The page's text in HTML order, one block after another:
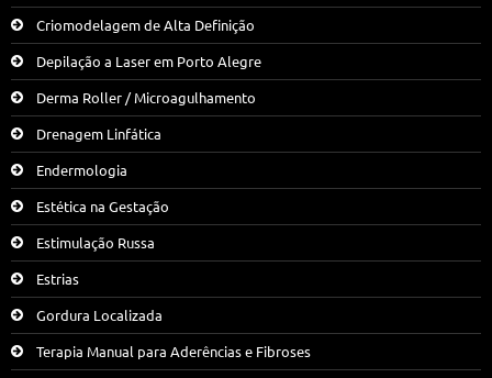
Criomodelagem de Alta Definição
Depilação a Laser em Porto Alegre
Derma Roller / Microagulhamento
Drenagem Linfática
Endermologia
Estética na Gestação
Estimulação Russa
Estrias
Gordura Localizada
Terapia Manual para Aderências e Fibroses